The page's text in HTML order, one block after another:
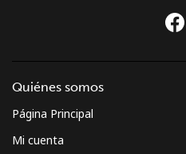
Quiénes somos
Página Principal
Mi cuenta